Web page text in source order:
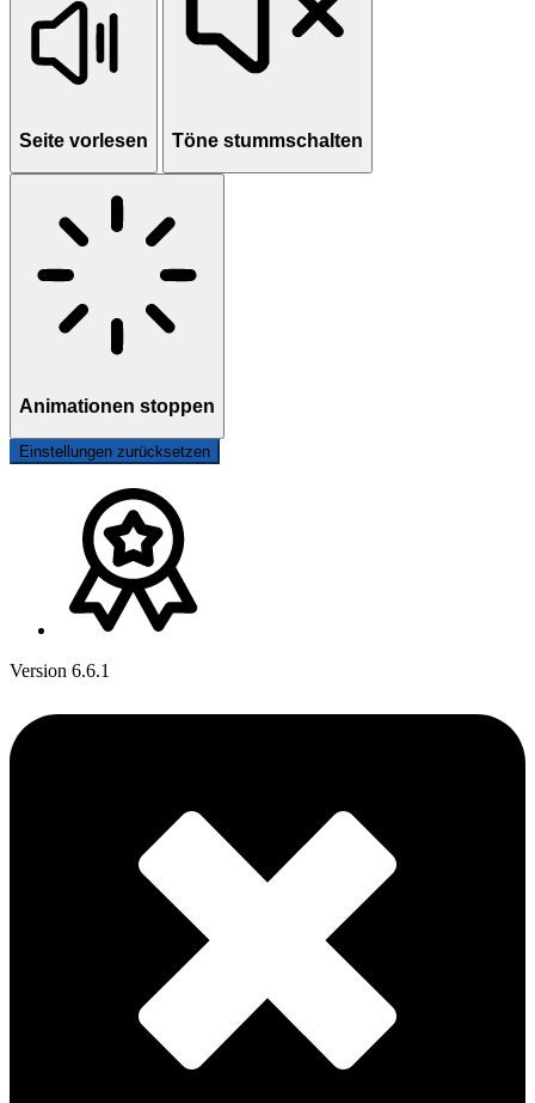
Seite vorlesen Töne stummschalten
Animationen stoppen
Einstellungen zurücksetzen
Version 6.6.1